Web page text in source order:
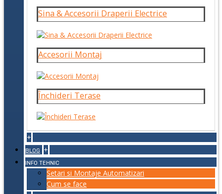
Sina & Accesorii Draperii Electrice
Accesorii Montaj
Închideri Terase
+
BLOG +
INFO TEHNIC
Setari si Montaje Automatizari
Cum se face